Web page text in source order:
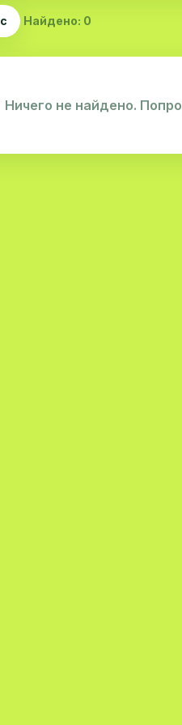
Найдено: 0
Ничего не найдено.